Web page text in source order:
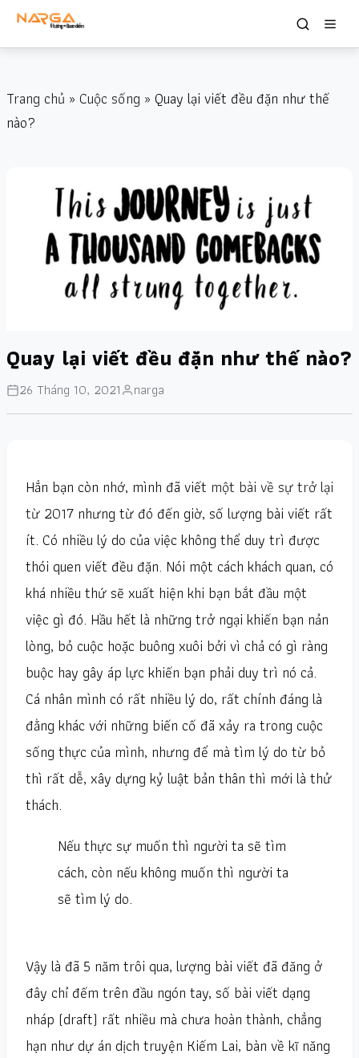
Trang chủ » Cuộc sống » Quay lại viết đều đặn như thế
nào?
Quay lại viết đều đặn như thế nào?
26 Tháng 10, 2021 narga
Hẳn bạn còn nhớ, mình đã viết một bài về sự trở lại
từ 2017 nhưng từ đó đến giờ, số lượng bài viết rất
ít. Có nhiều lý do của việc không thể duy trì được
thói quen viết đều đặn. Nói một cách khách quan, có
khá nhiều thứ sẽ xuất hiện khi bạn bắt đầu một
việc gì đó. Hầu hết là những trở ngại khiến bạn nản
lòng, bỏ cuộc hoặc buông xuôi bởi vì chả có gì ràng
buộc hay gây áp lực khiến bạn phải duy trì nó cả.
Cá nhân mình có rất nhiều lý do, rất chính đáng là
đằng khác với những biến cố đã xảy ra trong cuộc
sống thực của mình, nhưng để mà tìm lý do từ bỏ
thì rất dễ, xây dựng kỷ luật bản thân thì mới là thử
thách.
Nếu thực sự muốn thì người ta sẽ tìm
cách, còn nếu không muốn thì người ta
sẽ tìm lý do.
Vậy là đã 5 năm trôi qua, lượng bài viết đã đăng ở
đây chỉ đếm trên đầu ngón tay, số bài viết dạng
nháp (draft) rất nhiều mà chưa hoàn thành, chẳng
hạn như dự án dịch truyện Kiếm Lai, bàn về kĩ năng